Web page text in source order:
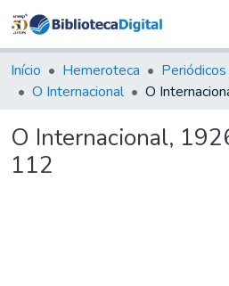
&
Tudo na
Digital
Início Hemeroteca
O Internacional
O Internacional,
112